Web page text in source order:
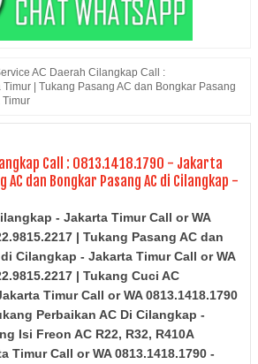
AC Daerah Cilangkap Call :
| Tukang Pasang AC dan Bongkar Pasang
Timur
Call : 0813.1418.1790 - Jakarta
AC dan Bongkar Pasang AC di Cilangkap -
- Jakarta Timur Call or WA
| Tukang Pasang AC dan
Cilangkap - Jakarta Timur Call or WA
| Tukang Cuci AC
Timur Call or WA 0813.1418.1790
Perbaikan AC Di Cilangkap -
Isi Freon AC R22, R32, R410A
Timur Call or WA 0813.1418.1790 -